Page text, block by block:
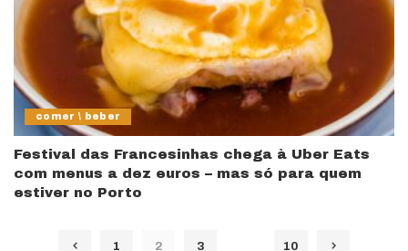
comer \ beber
Festival das Francesinhas chega à Uber Eats
com menus a dez euros – mas só para quem
estiver no Porto
1 2 3 … 10